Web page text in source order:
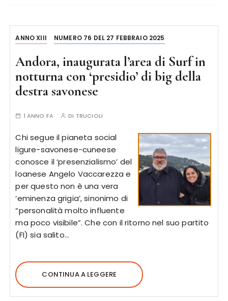
ANNO XIII NUMERO 76 DEL 27 FEBBRAIO 2025
Andora, inaugurata l’area di Surf in
notturna con ‘presidio’ di big della
destra savonese
1 ANNO FA DI TRUCIOLI
Chi segue il pianeta social
ligure-savonese-cuneese
conosce il ‘presenzialismo’ del
loanese Angelo Vaccarezza e
per questo non è una vera
‘eminenza grigia’, sinonimo di
“personalità molto influente
ma poco visibile”. Che con il ritorno nel suo partito
(FI) sia salito…
CONTINUA A LEGGERE